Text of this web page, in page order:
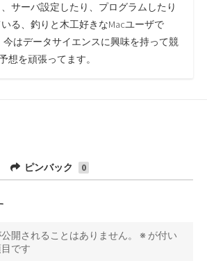
サーバ設定したり、プログラムしたり
いる、釣りと木工好きなMacユーザで
今はデータサイエンスに興味を持って競
想を頑張ってます。
ピンバック 0
開されることはありません。 ※ が付い
です